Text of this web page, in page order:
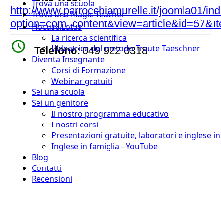
Trova una scuola
Trova una Magic Teacher
Hocus&Lotus
La ricerca scientifica
L’ideatrice del metodo Traute Taeschner
Diventa Insegnante
Corsi di Formazione
Webinar gratuiti
Sei una scuola
Sei un genitore
Il nostro programma educativo
I nostri corsi
Presentazioni gratuite, laboratori e inglese in
Inglese in famiglia - YouTube
Blog
Contatti
Recensioni
http://www.parrocchiamurelle.it/joomla01/
watch_later Telefono:049 922 0318